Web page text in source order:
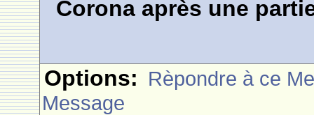
Corona après une
Options: Rèpondre à ce
Message